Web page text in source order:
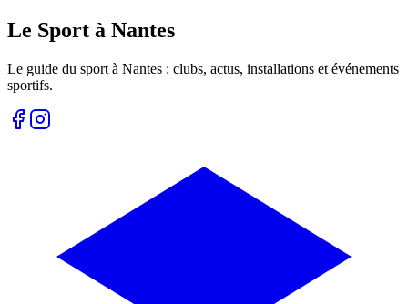
Le Sport à Nantes
Le guide du sport à Nantes : clubs, actus, installations et événements
sportifs.